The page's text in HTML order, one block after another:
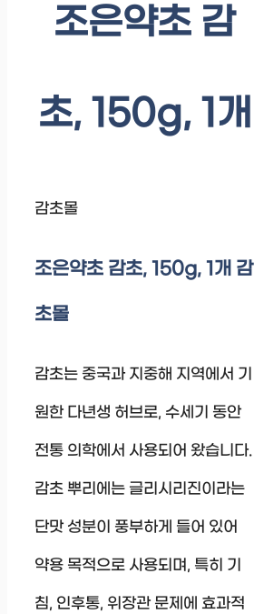
조은약초 감
초, 150g, 1개
감초몰
조은약초 감초, 150g, 1개 감
초몰
감초는 중국과 지중해 지역에서 기
원한 다년생 허브로, 수세기 동안
전통 의학에서 사용되어 왔습니다.
감초 뿌리에는 글리시리진이라는
단맛 성분이 풍부하게 들어 있어
약용 목적으로 사용되며, 특히 기
침, 인후통, 위장관 문제에 효과적